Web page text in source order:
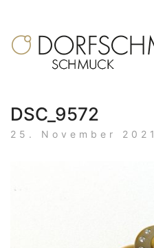
DSC_9572
25. November 2021